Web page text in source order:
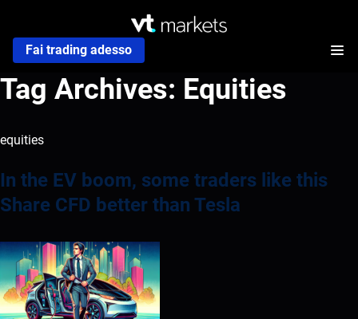
Fai trading adesso
Tag Archives: Equities
equities
In the EV boom, some traders like this
Share CFD better than Tesla